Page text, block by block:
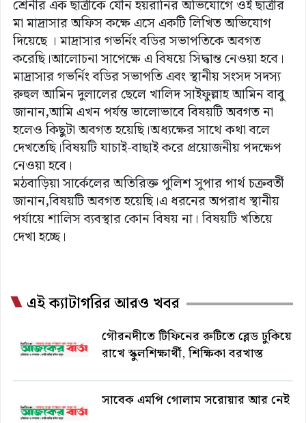
শ্রেনীর এক ছাত্রীকে যৌন হয়রানির অভিযোগে ওই ছাত্রীর
মা মাদ্রাসার অফিস কক্ষে এসে একটি লিখিত অভিযোগ
দিয়েছে । মাদ্রাসার গভর্নিং বডির সভাপতিকে অবগত
করেছি।আলোচনা সাপেক্ষে এ বিষয়ে সিদ্ধান্ত নেওয়া হবে।
মাদ্রাসার গভর্নিং বডির সভাপতি এবং স্থানীয় সংসদ সদস্য
রুহুল আমিন দুলালের ছেলে খালিদ সাইফুল্লাহ আমিন বাবু
জানান,আমি এখন পর্যন্ত ভালোভাবে বিষয়টি অবগত না
হলেও কিছুটা অবগত হয়েছি।অধ্যক্ষের সাথে কথা বলে
দেখতেছি।বিষয়টি যাচাই-বাছাই করে প্রয়োজনীয় পদক্ষেপ
নেওয়া হবে।
মঠবাড়িয়া সার্কেলের অতিরিক্ত পুলিশ সুপার পার্থ চক্রবর্তী
জানান,বিষয়টি অবগত হয়েছি।এ ধরনের অপরাধ স্থানীয়
পর্যায়ে শালিস ব্যবস্থার কোন বিষয় না। বিষয়টি খতিয়ে
দেখা হচ্ছে।
এই ক্যাটাগরির আরও খবর
গৌরনদীতে টিফিনের রুটিতে ব্লেড ঢুকিয়ে
রাখে স্কুলশিক্ষার্থী, শিক্ষিকা বরখাস্ত
সাবেক এমপি গোলাম সরোয়ার আর নেই